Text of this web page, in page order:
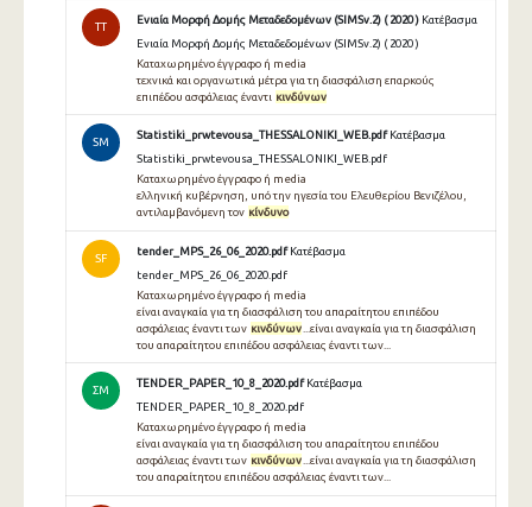
TT
Ενιαία Μορφή Δομής Μεταδεδομένων (SIMSv.2) ( 2020 ) Κατέβασμα
Ενιαία Μορφή Δομής Μεταδεδομένων (SIMSv.2) ( 2020 )
Καταχωρημένο έγγραφο ή media
τεχνικά και οργανωτικά μέτρα για τη διασφάλιση επαρκούς
επιπέδου ασφάλειας έναντι κινδύνων
SM
Statistiki_prwtevousa_THESSALONIKI_WEB.pdf Κατέβασμα
Statistiki_prwtevousa_THESSALONIKI_WEB.pdf
Καταχωρημένο έγγραφο ή media
ελληνική κυβέρνηση, υπό την ηγεσία του Ελευθερίου Βενιζέλου,
αντιλαμβανόμενη τον κίνδυνο
SF
tender_MPS_26_06_2020.pdf Κατέβασμα
tender_MPS_26_06_2020.pdf
Καταχωρημένο έγγραφο ή media
είναι αναγκαία για τη διασφάλιση του απαραίτητου επιπέδου
ασφάλειας έναντι των κινδύνων ...είναι αναγκαία για τη διασφάλιση
του απαραίτητου επιπέδου ασφάλειας έναντι των...
ΣΜ
TENDER_PAPER_10_8_2020.pdf Κατέβασμα
TENDER_PAPER_10_8_2020.pdf
Καταχωρημένο έγγραφο ή media
είναι αναγκαία για τη διασφάλιση του απαραίτητου επιπέδου
ασφάλειας έναντι των κινδύνων...είναι αναγκαία για τη διασφάλιση
του απαραίτητου επιπέδου ασφάλειας έναντι των...